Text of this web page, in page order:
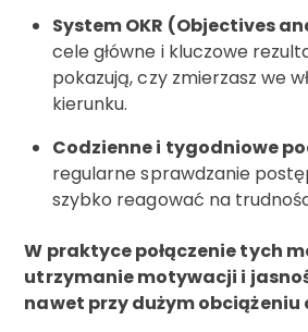
System OKR (Objectives
cele główne i kluczowe
pokazują, czy zmierzasz we
kierunku.
Codzienne i tygodniowe
regularne sprawdzanie
szybko reagować na
W praktyce połączenie tych
utrzymanie motywacji i
nawet przy dużym